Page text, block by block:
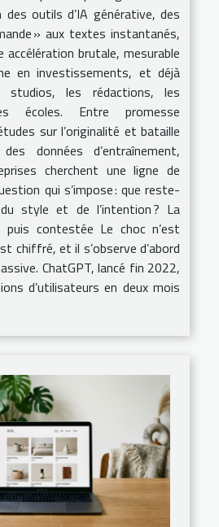
des outils d’IA générative, des
» aux textes instantanés,
brutale, mesurable
en investissements, et déjà
studios, les rédactions, les
écoles. Entre promesse
sur l’originalité et bataille
données d’entraînement,
cherchent une ligne de
qui s’impose : que reste-
style et de l’intention ? La
puis contestée Le choc n’est
chiffré, et il s’observe d’abord
ChatGPT, lancé fin 2022,
d’utilisateurs en deux mois